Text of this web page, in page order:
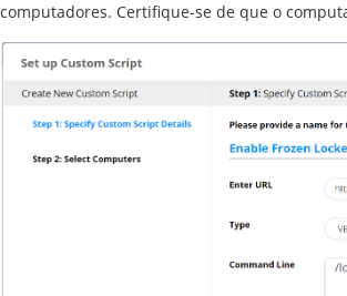
computadores. Certifique-se de que o